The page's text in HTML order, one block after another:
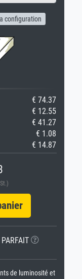
configuration
€ 74.37
€ 12.55
€ 41.27
€ 1.08
€ 14.87
de luminosité et